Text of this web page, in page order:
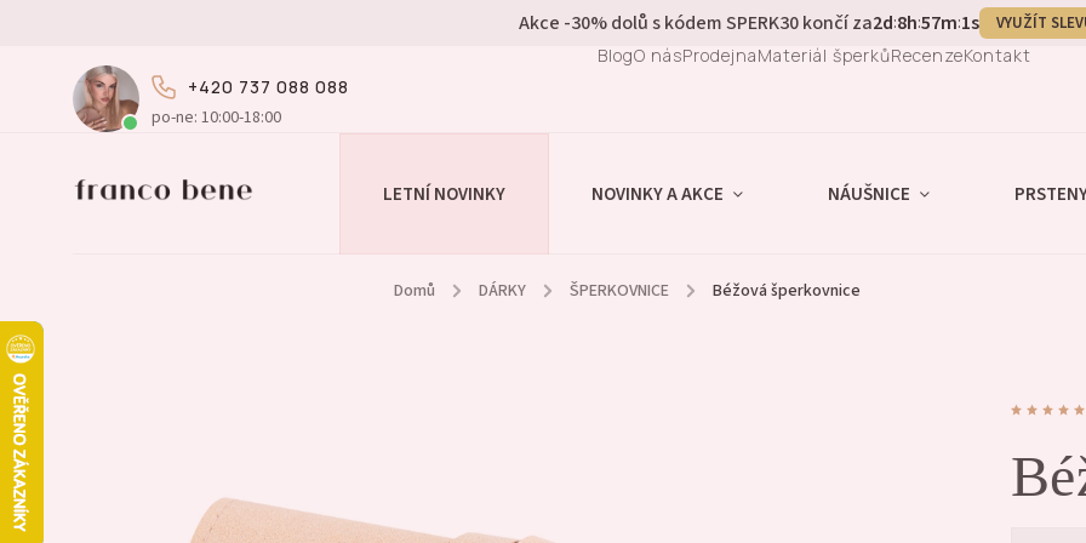
Akce -30% dolů s kódem SPERK30 končí za2d:8h:57m:0s VYUŽÍT
BlogO násProdejnaMateriál šperkůRecenzeKontakt
+420 737 088 088
po-ne: 10:00-18:00
LETNÍ NOVINKY NOVINKY A AKCE NÁUŠNICE
Domů / DÁRKY / ŠPERKOVNICE / Béžová šperkovnice